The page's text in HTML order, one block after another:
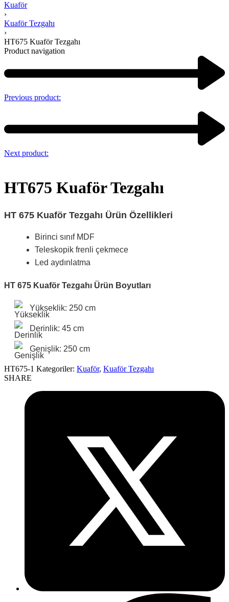
Kuaför
›
Kuaför Tezgahı
›
HT675 Kuaför Tezgahı
Product navigation
Previous product:
Next product:
HT675 Kuaför Tezgahı
HT 675 Kuaför Tezgahı Ürün Özellikleri
Birinci sınıf MDF
Teleskopik frenli çekmece
Led aydınlatma
HT 675 Kuaför Tezgahı Ürün Boyutları
Yükseklik: 250 cm
Derinlik: 45 cm
Genişlik: 250 cm
HT675-1 Kategoriler: Kuaför, Kuaför Tezgahı
SHARE